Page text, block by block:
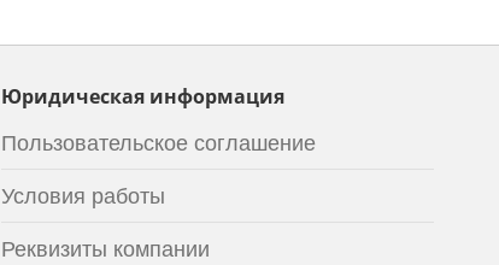
Юридическая информация
Пользовательское соглашение
Условия работы
Реквизиты компании